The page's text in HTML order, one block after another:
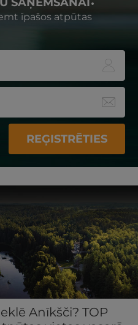
īpašos atpūtas
REĢISTRĒTIES
Anīkšči? TOP